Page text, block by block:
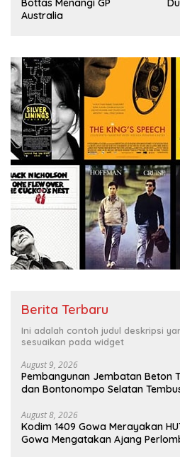
Bottas Menangi GP
Australia
Berita Terbaru
Ini adalah contoh judul deskripsi
sesuaikan pada widget
August 9, 2026
Pembangunan Jembatan Beton
dan Bontonompo Selatan
August 8, 2026
Kodim 1409 Gowa Merayakan
Gowa Mengatakan Ajang